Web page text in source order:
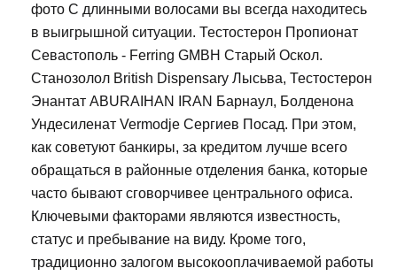
фото С длинными волосами вы всегда находитесь
в выигрышной ситуации. Тестостерон Пропионат
Севастополь - Ferring GMBH Старый Оскол.
Станозолол British Dispensary Лысьва, Тестостерон
Энантат ABURAIHAN IRAN Барнаул, Болденона
Ундесиленат Vermodje Сергиев Посад. При этом,
как советуют банкиры, за кредитом лучше всего
обращаться в районные отделения банка, которые
часто бывают сговорчивее центрального офиса.
Ключевыми факторами являются известность,
статус и пребывание на виду. Кроме того,
традиционно залогом высокооплачиваемой работы